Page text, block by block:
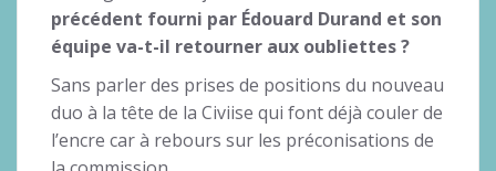
précédent fourni par Édouard Durand et son
équipe va-t-il retourner aux oubliettes ?
Sans parler des prises de positions du nouveau
duo à la tête de la Civiise qui font déjà couler de
l’encre car à rebours sur les préconisations de